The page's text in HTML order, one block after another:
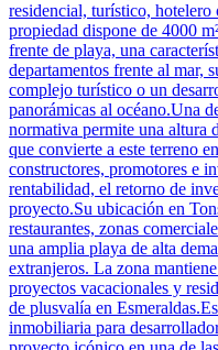
residencial, turístico,
propiedad dispone de 4000
frente de playa, una
departamentos frente al mar,
complejo turístico o un
panorámicas al océano.Una
normativa permite una altura
que convierte a este terreno
constructores, promotores e
rentabilidad, el retorno de
proyecto.Su ubicación en
restaurantes, zonas
una amplia playa de alta
extranjeros. La zona
proyectos vacacionales y
de plusvalía en
inmobiliaria para